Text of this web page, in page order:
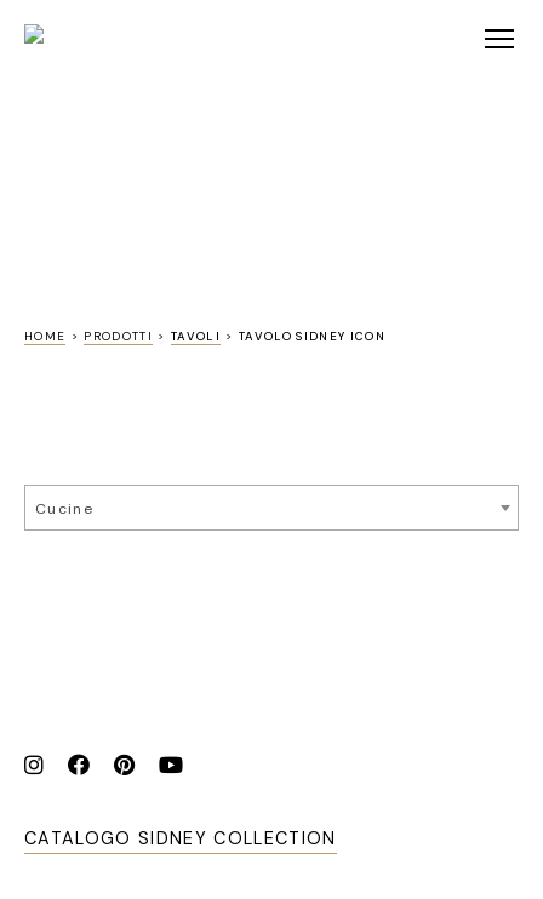
HOME > PRODOTTI >TAVOLI >TAVOLO SIDNEY ICON
Cucine
CATALOGO SIDNEY COLLECTION